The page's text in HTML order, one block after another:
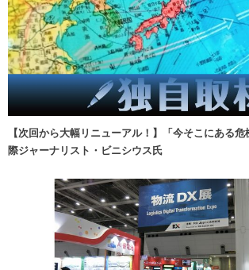
【次回から大幅リニューアル！】「今そこにある
際ジャーナリスト・ビニシウス氏